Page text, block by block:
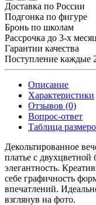
Доставка по России
Подгонка по фигуре
Бронь по школам
Рассрочка до 3-х
Гарантии качества
Поступление каждые
Описание
Характеристики
Отзывов (0)
Вопрос-ответ
Таблица
Декольтированное
платье с двухцветной
элегантность.
себе графичность
впечатлений.
взглянув на фото.